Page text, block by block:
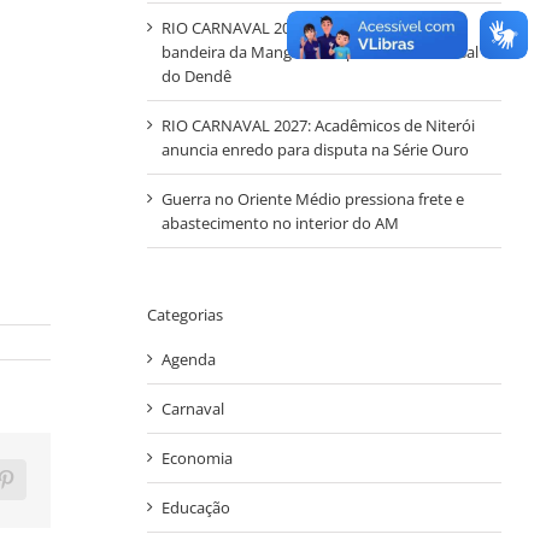
Pinterest
RIO CARNAVAL 2027 – Mestre-sala e Porta-
bandeira da Mangueira representam o Casal
do Dendê
RIO CARNAVAL 2027: Acadêmicos de Niterói
anuncia enredo para disputa na Série Ouro
Guerra no Oriente Médio pressiona frete e
abastecimento no interior do AM
Categorias
Agenda
Carnaval
Economia
Educação